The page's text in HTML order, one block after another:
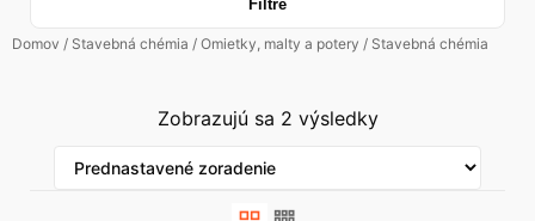
Filtre
Domov / Stavebná chémia / Omietky, malty a potery / Stavebná chémia
Zobrazujú sa 2 výsledky